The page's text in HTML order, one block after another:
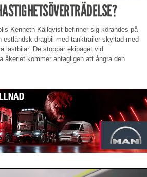
Kenneth Källqvist befinner sig körandes på
estländsk dragbil med tanktrailer skyltad med
lastbilar. De stoppar ekipaget vid
åkeriet kommer antagligen att ångra den